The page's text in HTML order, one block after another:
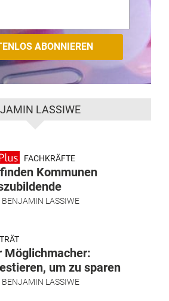
LASSIWE
FACHKRÄFTE
Kommunen
BENJAMIN LASSIWE
Möglichmacher:
um zu sparen
BENJAMIN LASSIWE